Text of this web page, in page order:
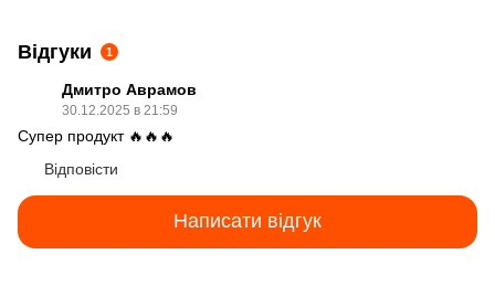
Відгуки 1
Дмитро Аврамов
30.12.2025 в 21:59
Супер продукт 🔥🔥🔥
Відповісти
Написати відгук